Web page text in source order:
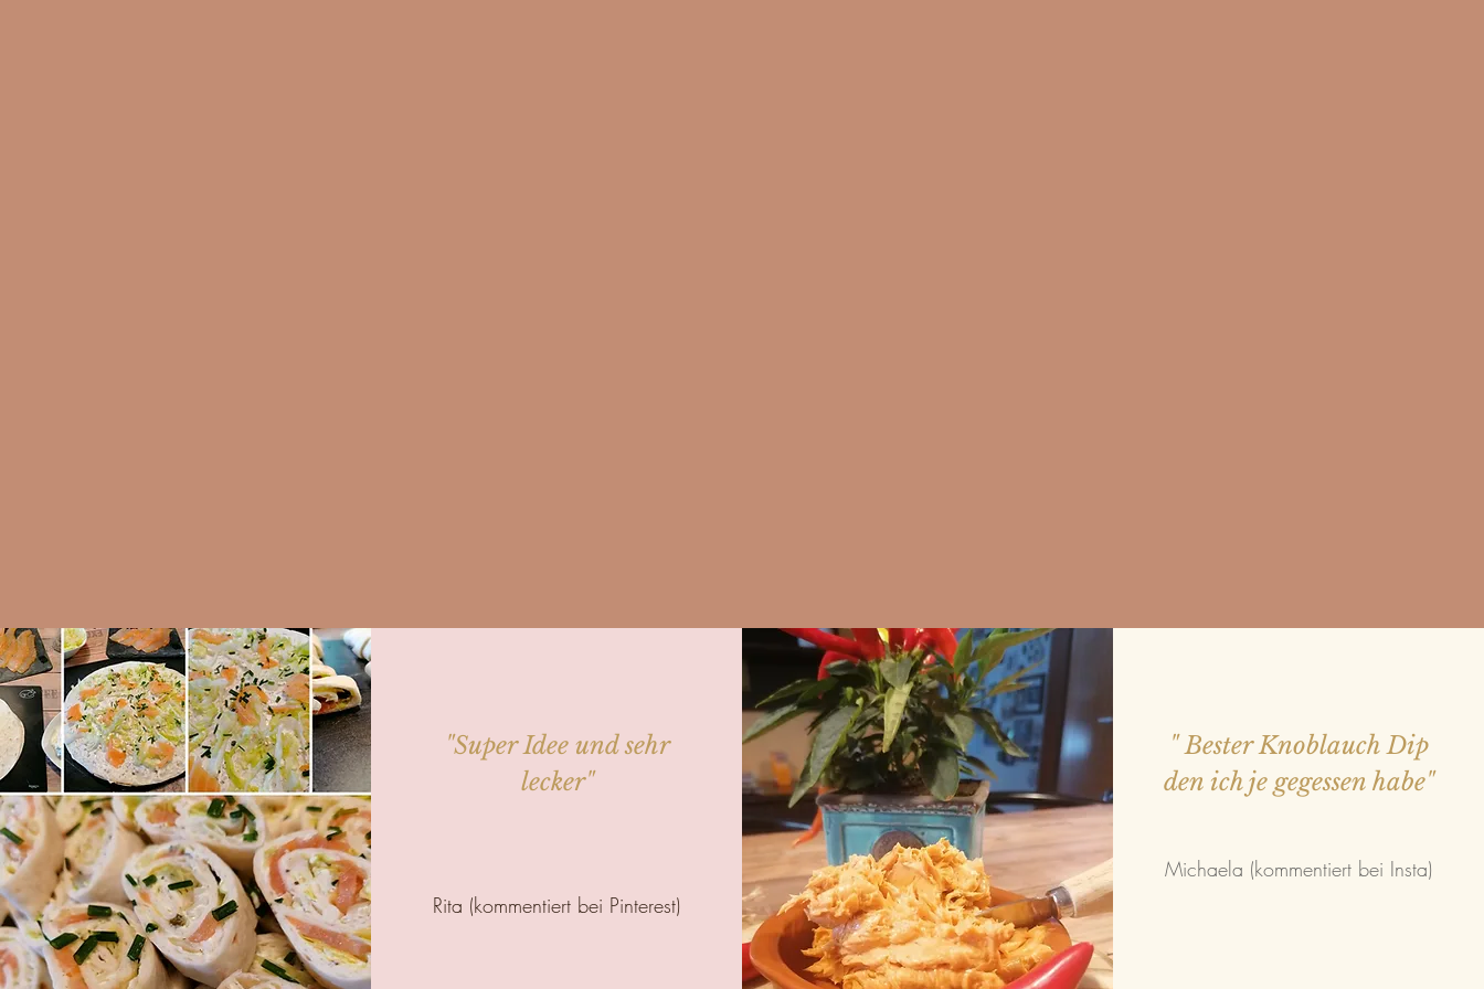
"Super Idee und sehr
lecker"
Rita (kommentiert bei Pinterest)
" Bester Knoblauch Dip
den ich je gegessen habe"
Michaela (kommentiert bei Insta)